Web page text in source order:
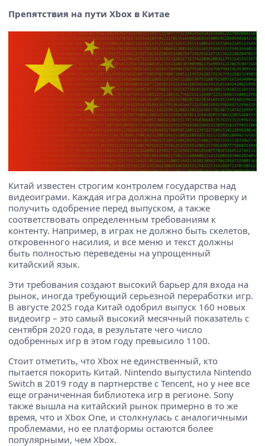
Препятствия на пути Xbox в Китае
Китай известен строгим контролем государства над
видеоиграми. Каждая игра должна пройти проверку и
получить одобрение перед выпуском, а также
соответствовать определенным требованиям к
контенту. Например, в играх не должно быть скелетов,
откровенного насилия, и все меню и текст должны
быть полностью переведены на упрощенный
китайский язык.
Эти требования создают высокий барьер для входа на
рынок, иногда требующий серьезной переработки игр.
В августе 2025 года Китай одобрил выпуск 160 новых
видеоигр – это самый высокий месячный показатель с
сентября 2020 года, в результате чего число
одобренных игр в этом году превысило 1100.
Стоит отметить, что Xbox не единственный, кто
пытается покорить Китай. Nintendo выпустила Nintendo
Switch в 2019 году в партнерстве с Tencent, но у нее все
еще ограниченная библиотека игр в регионе. Sony
также вышла на китайский рынок примерно в то же
время, что и Xbox One, и столкнулась с аналогичными
проблемами, но ее платформы остаются более
популярными, чем Xbox.